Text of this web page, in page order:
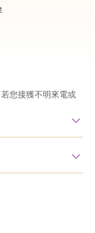
您接獲不明來電或